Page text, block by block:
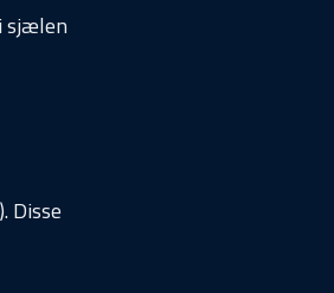
sjælen
Disse